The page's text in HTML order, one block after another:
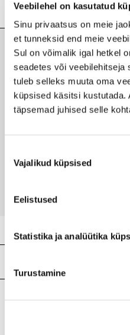
Veebilehel on kasutatud
Sinu privaatsus on meie
et tunneksid end meie
Sul on võimalik igal hetkel
seadetes või veebilehitseja
tuleb selleks muuta oma
küpsised käsitsi kustutada.
täpsemad juhised selle
valik
Vajalikud küpsised
Eelistused
Statistika ja analüütika
Turustamine
Triglyceride, Theobroma
3 Tetrastearate*, Kaolin*,
Alba*, Theobroma Cacao
Polyhydroxystearic Acid,
Betulin*, Cannabis Sativa
Olivate*, Sodium
Helianthus Annuus Seed Oil*
*Koostisosa omab
Lisainfo
Kaubamärk
LUMI
Laokood
Ribakood
Viimati